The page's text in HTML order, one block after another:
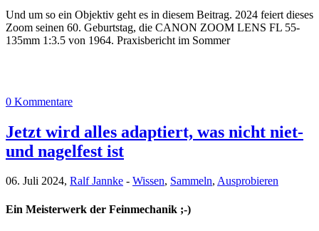
Und um so ein Objektiv geht es in diesem Beitrag. 2024 feiert dieses
Zoom seinen 60. Geburtstag, die CANON ZOOM LENS FL 55-
135mm 1:3.5 von 1964. Praxisbericht im Sommer
0 Kommentare
Jetzt wird alles adaptiert, was nicht niet-
und nagelfest ist
06. Juli 2024, Ralf Jannke - Wissen, Sammeln, Ausprobieren
Ein Meisterwerk der Feinmechanik ;-)